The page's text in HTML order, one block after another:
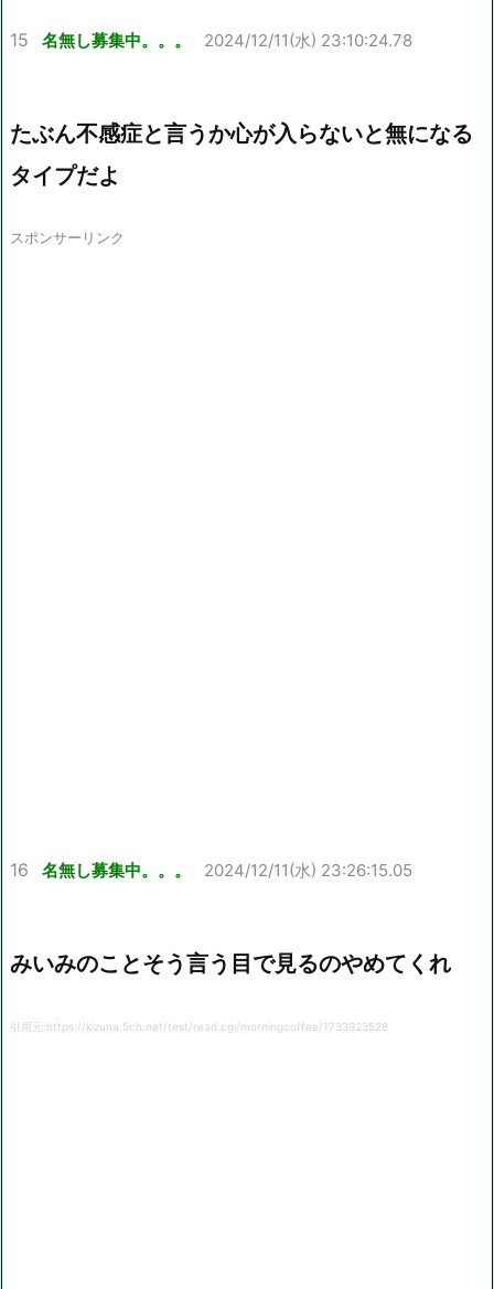
15 名無し募集中。。。 2024/12/11(水) 23:10:24.78
たぶん不感症と言うか心が入らないと無になる
タイプだよ
スポンサーリンク
16 名無し募集中。。。 2024/12/11(水) 23:26:15.05
みいみのことそう言う目で見るのやめてくれ
引用元:https://kizuna.5ch.net/test/read.cgi/morningcoffee/1733923528